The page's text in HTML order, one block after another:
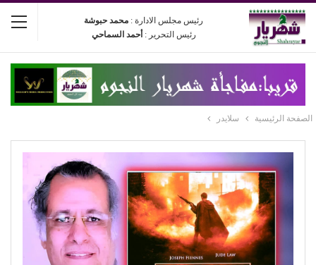
رئيس مجلس الادارة : محمد حبوشة
رئيس التحرير : أحمد السماحي
الصفحة الرئيسية سلايدر